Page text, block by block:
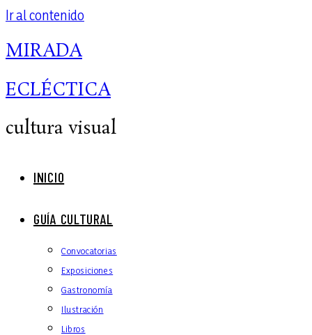
Ir al contenido
MIRADA
ECLÉCTICA
cultura visual
INICIO
GUÍA CULTURAL
Convocatorias
Exposiciones
Gastronomía
Ilustración
Libros